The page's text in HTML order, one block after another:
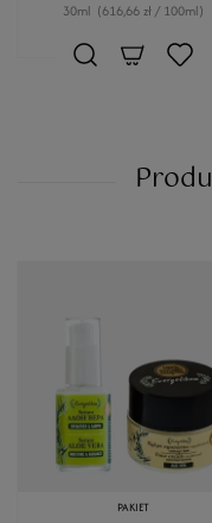
30ml (616,66 zł / 100ml)
PAKIET